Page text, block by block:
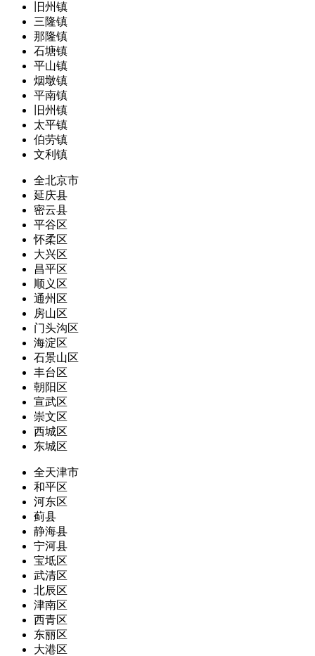
旧州镇
三隆镇
那隆镇
石塘镇
平山镇
烟墩镇
平南镇
旧州镇
太平镇
伯劳镇
文利镇
全北京市
延庆县
密云县
平谷区
怀柔区
大兴区
昌平区
顺义区
通州区
房山区
门头沟区
海淀区
石景山区
丰台区
朝阳区
宣武区
崇文区
西城区
东城区
全天津市
和平区
河东区
蓟县
静海县
宁河县
宝坻区
武清区
北辰区
津南区
西青区
东丽区
大港区